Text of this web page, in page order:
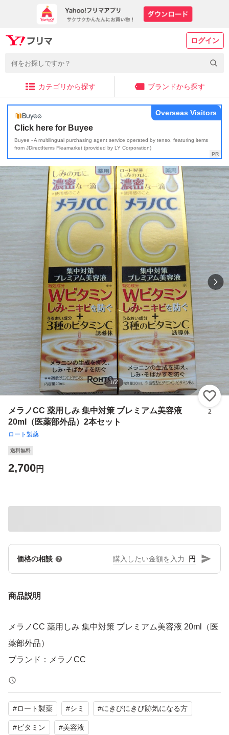
ログイン
カテゴリから探す ブランドから探す
Click here for Buyee
Buyee - A multilingual purchasing agent service operated by tenso, featuring items
from JDirectItems Fleamarket (provided by LY Corporation)
Overseas Visitors
1/2
メラノCC 薬用しみ 集中対策 プレミアム美容液
20ml（医薬部外品）2本セット
ロート製薬
2
送料無料
2,700円
価格の相談 円
商品説明
メラノCC 薬用しみ 集中対策 プレミアム美容液 20ml（医
薬部外品）
ブランド：メラノCC
#ロート製薬 #シミ #にきびにきび跡気になる方
#ビタミン #美容液